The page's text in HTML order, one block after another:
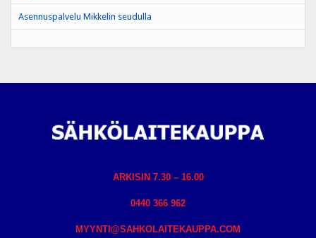
Asennuspalvelu Mikkelin seudulla
ARKISIN 7.30 – 16.00
0440 366 962
MYYNTI@SAHKOLAITEKAUPPA.COM